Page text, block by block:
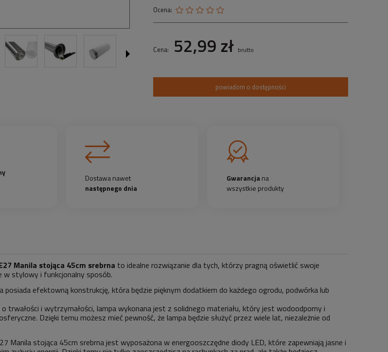
Ocena:
Cena: 52,99 zł brutto
powiadom o dostępności
Dostawa nawet
następnego dnia
Gwarancjana
wszystkie produkty
Manila stojąca 45cm srebrna to idealne rozwiązanie dla tych, którzy pragną oświetlić swoje
w stylowy i funkcjonalny sposób.
posiada efektowną konstrukcję, która będzie pięknym dodatkiem do każdego ogrodu, podwórka lub
trwałości i wytrzymałości, lampa wykonana jest z solidnego materiału, który jest wodoodporny i
Dzięki temu możesz mieć pewność, że lampa będzie służyć przez wiele lat, niezależnie od
Manila stojąca 45cm srebrna jest wyposażona w energooszczędne diody LED, które zapewniają jasne i